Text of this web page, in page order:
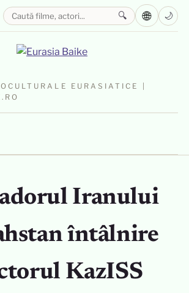
EURASIATICE |
🔍 🌐 🌙
Iranului
întâlnire
KazISS